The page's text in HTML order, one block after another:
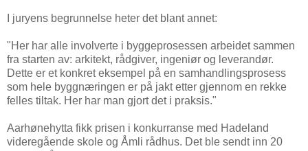
I juryens begrunnelse heter det blant annet:
"Her har alle involverte i byggeprosessen arbeidet sammen
fra starten av: arkitekt, rådgiver, ingeniør og leverandør.
Dette er et konkret eksempel på en samhandlingsprosess
som hele byggnæringen er på jakt etter gjennom en rekke
felles tiltak. Her har man gjort det i praksis."
Aarhønehytta fikk prisen i konkurranse med Hadeland
videregående skole og Åmli rådhus. Det ble sendt inn 20